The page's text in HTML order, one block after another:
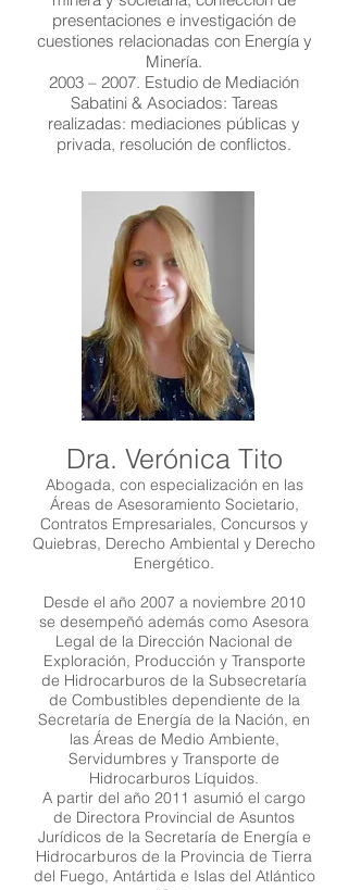
presentaciones e investigación de
cuestiones relacionadas con Energía y
Minería.
2003 – 2007. Estudio de Mediación
Sabatini & Asociados: Tareas
realizadas: mediaciones públicas y
privada, resolución de conflictos.
Dra. Verónica Tito
Abogada, con especialización en las
Áreas de Asesoramiento Societario,
Contratos Empresariales, Concursos y
Quiebras, Derecho Ambiental y Derecho
Energético.
Desde el año 2007 a noviembre 2010
se desempeñó además como Asesora
Legal de la Dirección Nacional de
Exploración, Producción y Transporte
de Hidrocarburos de la Subsecretaría
de Combustibles dependiente de la
Secretaría de Energía de la Nación, en
las Áreas de Medio Ambiente,
Servidumbres y Transporte de
Hidrocarburos Líquidos.
A partir del año 2011 asumió el cargo
de Directora Provincial de Asuntos
Jurídicos de la Secretaría de Energía e
Hidrocarburos de la Provincia de Tierra
del Fuego, Antártida e Islas del Atlántico